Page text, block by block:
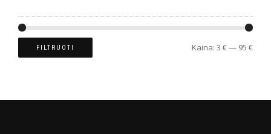
FILTRUOTI Kaina: 3 €— 95 €